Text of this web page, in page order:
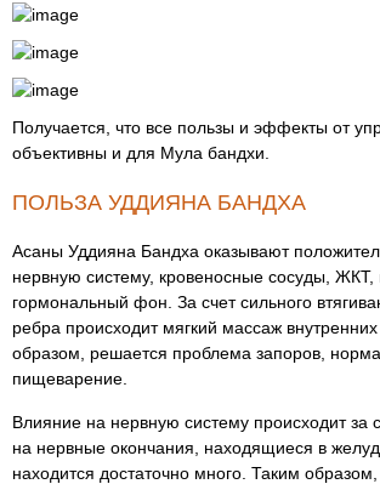
Получается, что все пользы и эффекты от
объективны и для Мула бандхи.
ПОЛЬЗА УДДИЯНА БАНДХА
Асаны Уддияна Бандха оказывают
нервную систему, кровеносные сосуды,
гормональный фон. За счет сильного
ребра происходит мягкий массаж
образом, решается проблема запоров,
пищеварение.
Влияние на нервную систему происходит за
на нервные окончания, находящиеся в
находится достаточно много. Таким